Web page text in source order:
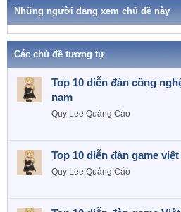
Những người đang xem chủ đề này
Các chủ đề tương tự
Top 10 diễn đàn công
nam
Quy Lee Quảng Cáo
Top 10 diễn đàn game
Quy Lee Quảng Cáo